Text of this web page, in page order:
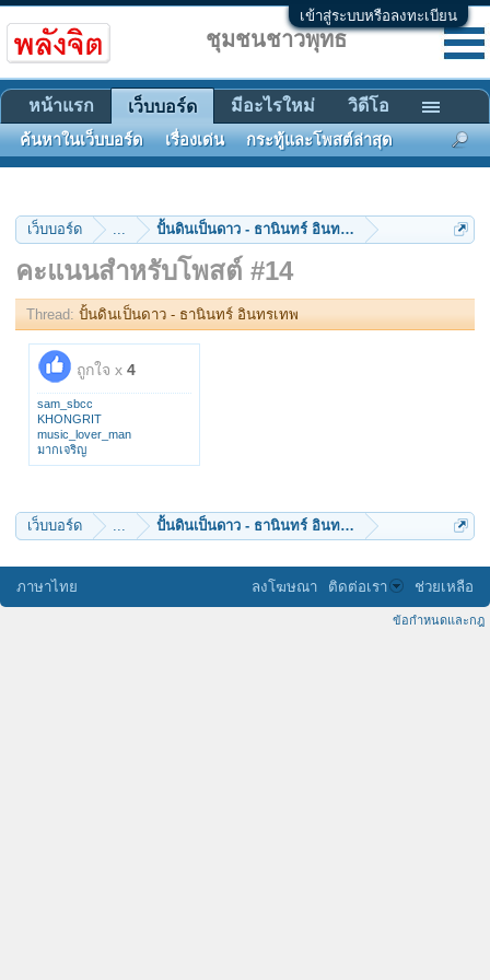
เข้าสู่ระบบหรือลงทะเบียน
เว็บบอร์ด ... ปั้นดินเป็นดาว - ธานินทร์ อินทรเทพ
คะแนนสำหรับโพสต์ #14
Thread: ปั้นดินเป็นดาว - ธานินทร์ อินทรเทพ
ถูกใจ x 4
sam_sbcc
KHONGRIT
music_lover_man
มากเจริญ
เว็บบอร์ด ... ปั้นดินเป็นดาว - ธานินทร์ อินทรเทพ
ชุมชนชาวพุทธ
หน้าแรก เว็บบอร์ด
ค้นหาในเว็บบอร์ด เรื่องเด่น กระทู้และโพสต์ล่าสุด
มีอะไรใหม่ วิดีโอ
ภาษาไทย ลงโฆษณา ติดต่อเรา ช่วยเหลือ
ข้อกำหนดและกฎ